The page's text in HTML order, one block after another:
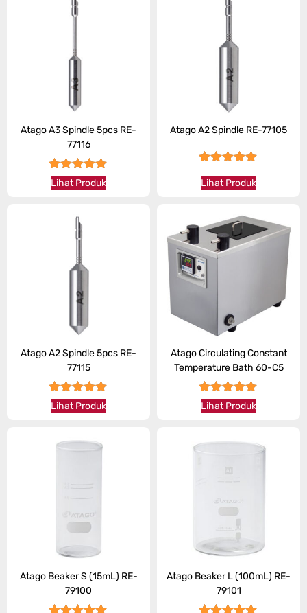
Atago A3 Spindle 5pcs RE-
77116
★★★★★
Lihat Produk
Atago A2 Spindle RE-77105
Lihat Produk
Atago A2 Spindle 5pcs RE-
77115
★★★★★
Lihat Produk
Atago Circulating Constant
Temperature Bath 60-C5
★★★★★
Lihat Produk
Atago Beaker S (15mL) RE-
79100
Atago Beaker L (100mL) RE-
79101